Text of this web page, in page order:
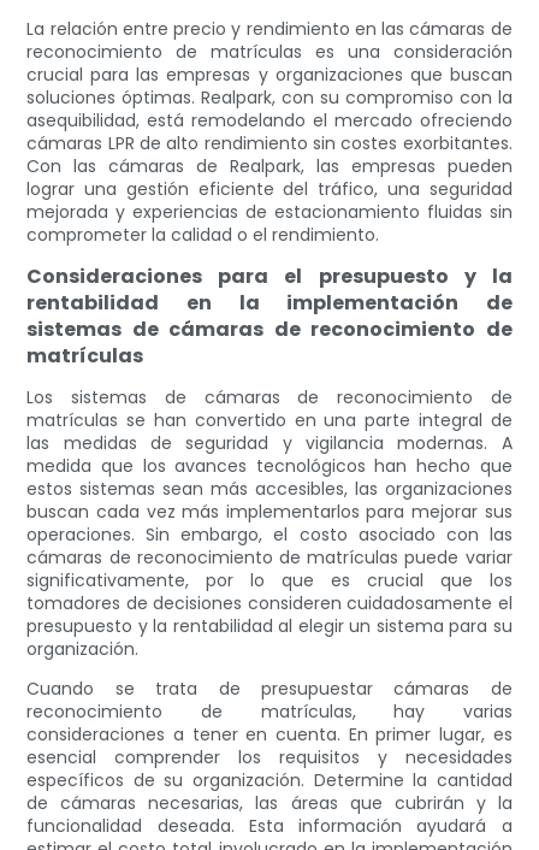
La relación entre precio y rendimiento en las cámaras de
reconocimiento de matrículas es una consideración
crucial para las empresas y organizaciones que buscan
soluciones óptimas. Realpark, con su compromiso con la
asequibilidad, está remodelando el mercado ofreciendo
cámaras LPR de alto rendimiento sin costes exorbitantes.
Con las cámaras de Realpark, las empresas pueden
lograr una gestión eficiente del tráfico, una seguridad
mejorada y experiencias de estacionamiento fluidas sin
comprometer la calidad o el rendimiento.
Consideraciones para el presupuesto y la
rentabilidad en la implementación de
sistemas de cámaras de reconocimiento de
matrículas
Los sistemas de cámaras de reconocimiento de
matrículas se han convertido en una parte integral de
las medidas de seguridad y vigilancia modernas. A
medida que los avances tecnológicos han hecho que
estos sistemas sean más accesibles, las organizaciones
buscan cada vez más implementarlos para mejorar sus
operaciones. Sin embargo, el costo asociado con las
cámaras de reconocimiento de matrículas puede variar
significativamente, por lo que es crucial que los
tomadores de decisiones consideren cuidadosamente el
presupuesto y la rentabilidad al elegir un sistema para su
organización.
Cuando se trata de presupuestar cámaras de
reconocimiento de matrículas, hay varias
consideraciones a tener en cuenta. En primer lugar, es
esencial comprender los requisitos y necesidades
específicos de su organización. Determine la cantidad
de cámaras necesarias, las áreas que cubrirán y la
funcionalidad deseada. Esta información ayudará a